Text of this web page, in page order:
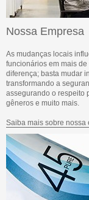
Nossa Empresa
As mudanças locais
funcionários em mais
diferença; basta mudar
transformando a
assegurando o respeito
gêneros e muito mais.
Saiba mais sobre nossa